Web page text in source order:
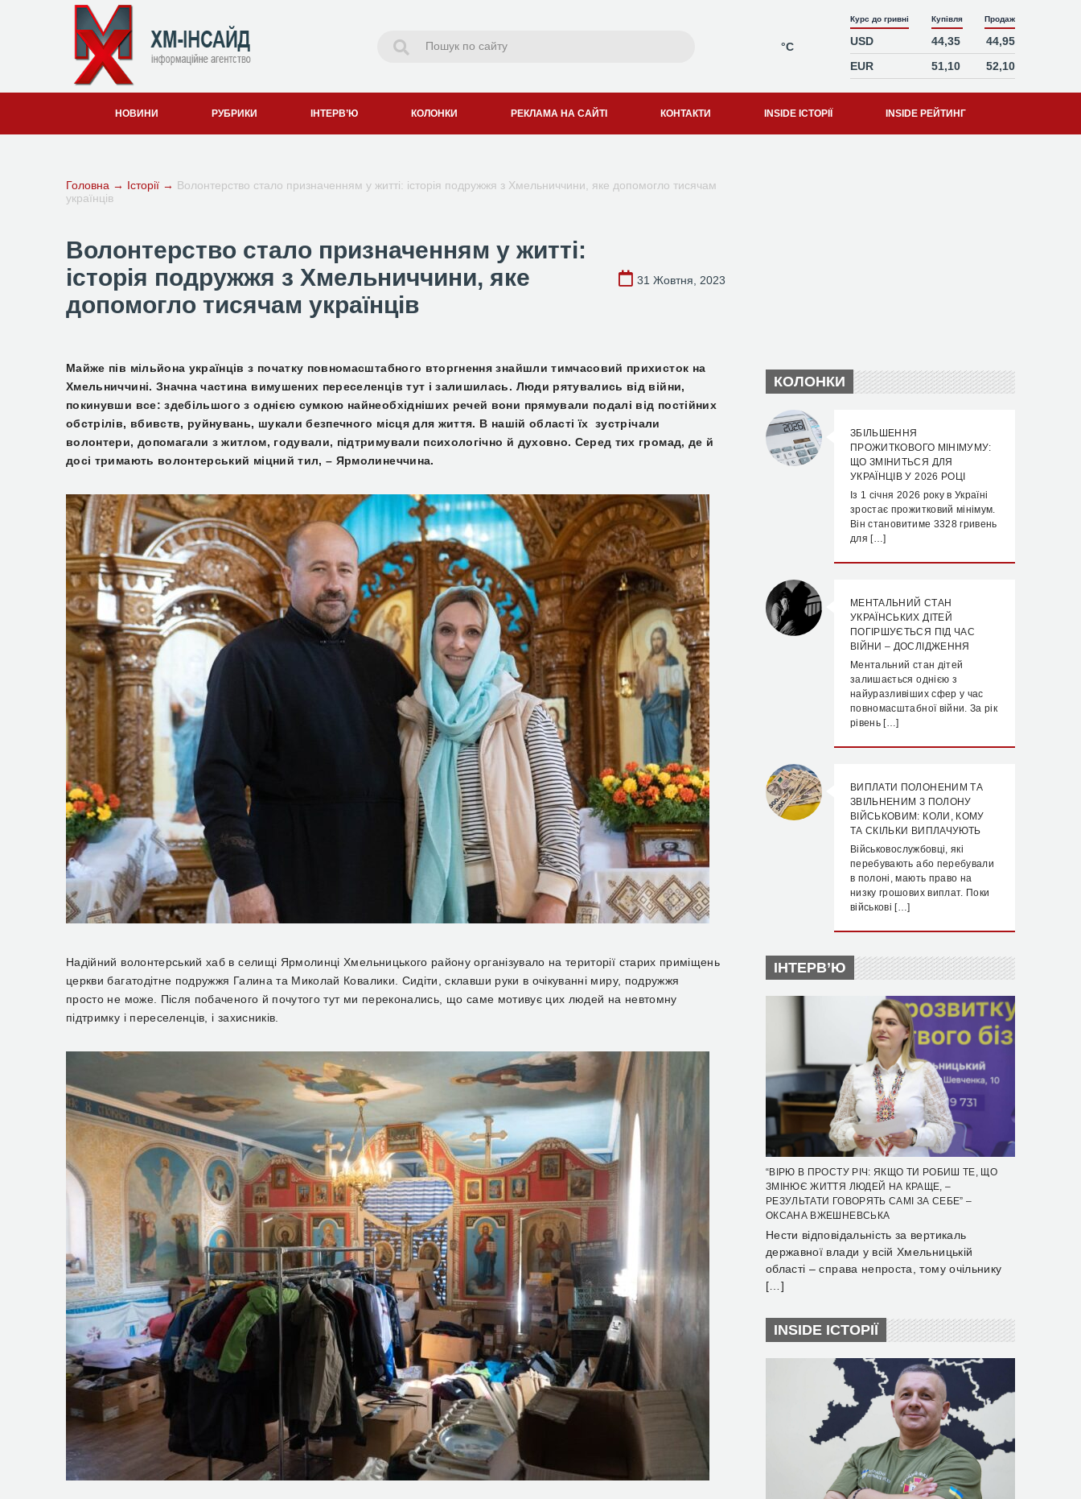
°C
Курс до гривні Купівля Продаж
USD 44,35
44,95
EUR
51,10 52,10
НОВИНИ РУБРИКИ ІНТЕРВ’Ю КОЛОНКИ РЕКЛАМА НА САЙТІ КОНТАКТИ INSIDE ІСТОРІЇ INSIDE РЕЙТИНГ
Головна → Історії → Волонтерство стало призначенням у житті: історія подружжя з Хмельниччини, яке допомогло тисячам
українців
Волонтерство стало призначенням у житті:
історія подружжя з Хмельниччини, яке
допомогло тисячам українців
31 Жовтня, 2023
Майже пів мільйона українців з початку повномасштабного вторгнення знайшли тимчасовий прихисток на
Хмельниччині. Значна частина вимушених переселенців тут і залишилась. Люди рятувались від війни,
покинувши все: здебільшого з однією сумкою найнеобхідніших речей вони прямували подалі від постійних
обстрілів, вбивств, руйнувань, шукали безпечного місця для життя. В нашій області їх зустрічали
волонтери, допомагали з житлом, годували, підтримували психологічно й духовно. Серед тих громад, де й
досі тримають волонтерський міцний тил, – Ярмолинеччина.
Надійний волонтерський хаб в селищі Ярмолинці Хмельницького району організувало на території старих приміщень
церкви багатодітне подружжя Галина та Миколай Ковалики. Сидіти, склавши руки в очікуванні миру, подружжя
просто не може. Після побаченого й почутого тут ми переконались, що саме мотивує цих людей на невтомну
підтримку і переселенців, і захисників.
КОЛОНКИ
ЗБІЛЬШЕННЯ
ПРОЖИТКОВОГО МІНІМУМУ:
ЩО ЗМІНИТЬСЯ ДЛЯ
УКРАЇНЦІВ У 2026 РОЦІ
Із 1 січня 2026 року в Україні
зростає прожитковий мінімум.
Він становитиме 3328 гривень
для […]
МЕНТАЛЬНИЙ СТАН
УКРАЇНСЬКИХ ДІТЕЙ
ПОГІРШУЄТЬСЯ ПІД ЧАС
ВІЙНИ – ДОСЛІДЖЕННЯ
Ментальний стан дітей
залишається однією з
найуразливіших сфер у час
повномасштабної війни. За рік
рівень […]
ВИПЛАТИ ПОЛОНЕНИМ ТА
ЗВІЛЬНЕНИМ З ПОЛОНУ
ВІЙСЬКОВИМ: КОЛИ, КОМУ
ТА СКІЛЬКИ ВИПЛАЧУЮТЬ
Військовослужбовці, які
перебувають або перебували
в полоні, мають право на
низку грошових виплат. Поки
військові […]
ІНТЕРВ’Ю
“ВІРЮ В ПРОСТУ РІЧ: ЯКЩО ТИ РОБИШ ТЕ, ЩО
ЗМІНЮЄ ЖИТТЯ ЛЮДЕЙ НА КРАЩЕ, –
РЕЗУЛЬТАТИ ГОВОРЯТЬ САМІ ЗА СЕБЕ” –
ОКСАНА ВЖЕШНЕВСЬКА
Нести відповідальність за вертикаль
державної влади у всій Хмельницькій
області – справа непроста, тому очільнику
[…]
INSIDE ІСТОРІЇ